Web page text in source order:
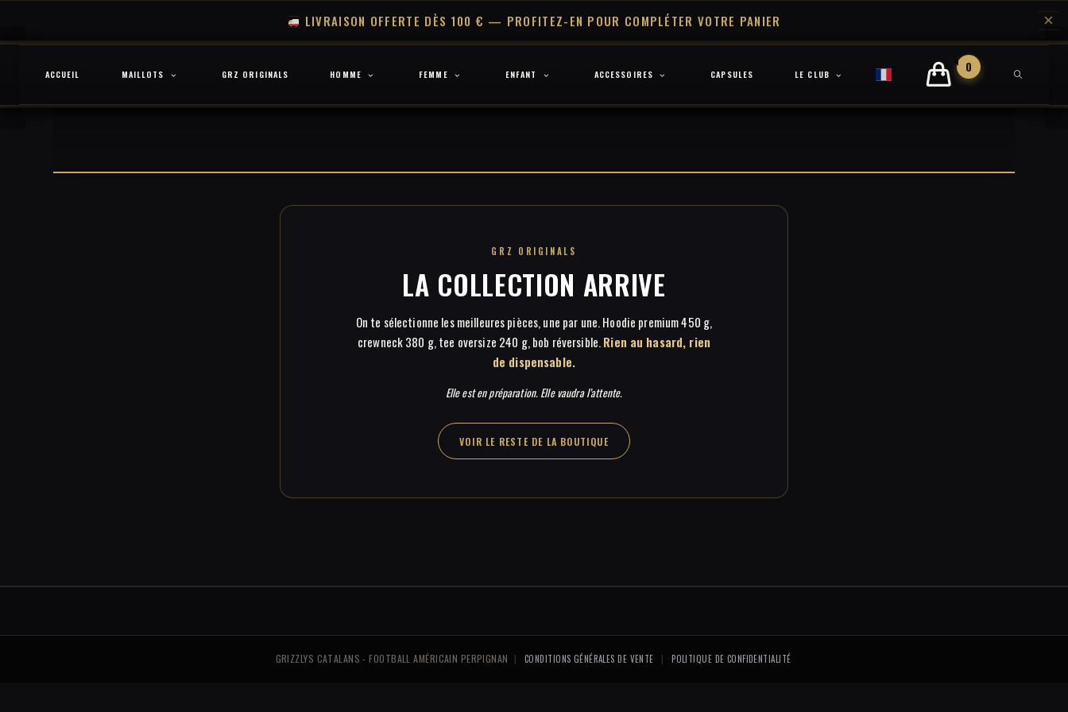
LIVRAISON OFFERTE DÈS 100 € — PROFITEZ-EN POUR COMPLÉTER VOTRE PANIER ×
ACCUEIL MAILLOTS GRZ ORIGINALS HOMME FEMME ENFANT ACCESSOIRES CAPSULES LE CLUB 0
TOGGLE
SEARCH
GRZ ORIGINALS
LA COLLECTION ARRIVE
On te sélectionne les meilleures pièces, une par une. Hoodie premium 450 g,
crewneck 380 g, tee oversize 240 g, bob réversible.Rien au hasard, rien
de dispensable.
Elle est en préparation. Elle vaudra l’attente.
VOIR LE RESTE DE LA BOUTIQUE
GRIZZLYS CATALANS - FOOTBALL AMÉRICAIN PERPIGNAN | CONDITIONS GÉNÉRALES DE VENTE | POLITIQUE DE CONFIDENTIALITÉ